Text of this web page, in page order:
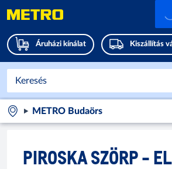
Áruházi kínálat Kiszállítás
METRO Budaörs
PIROSKA SZÖRP -